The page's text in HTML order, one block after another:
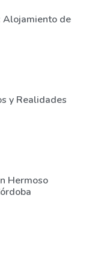
Alojamiento de
y Realidades
Hermoso